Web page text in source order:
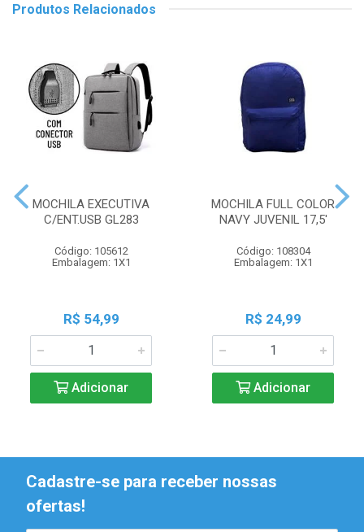
Produtos Relacionados
MOCHILA EXECUTIVA
C/ENT.USB GL283
Código: 105612
Embalagem: 1X1
R$ 54,99
Adicionar
MOCHILA FULL COLOR
NAVY JUVENIL 17,5'
Código: 108304
Embalagem: 1X1
R$ 24,99
Adicionar
Cadastre-se para receber nossas
ofertas!